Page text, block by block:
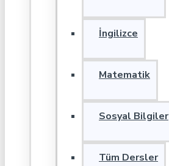
İngilizce
Matematik
Sosyal Bilgiler
Tüm Dersler